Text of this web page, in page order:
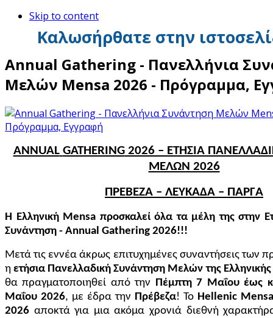
Skip to content
Καλωσήρθατε στην
Annual Gathering - Πανελλήνια
Μελών Mensa 2026 - Πρόγραμμα,
ANNUAL GATHERING2026 – ΕΤΗΣΙΑ
ΜΕΛΩΝ 2026
ΠΡΕΒΕΖΑ – ΛΕΥΚΑΔΑ – ΠΑΡΓΑ
Η Ελληνική Mensa προσκαλεί όλα τα μέλη της στην
Συνάντηση - Annual Gathering 2026!!!
Μετά τις εννέα άκρως επιτυχημένες συναντήσεις των
ηετήσια Πανελλαδική Συνάντηση Μελών της
θα πραγματοποιηθεί από την
Πέμπτη 7 Μαΐου έως
Μαΐου 2026, με έδρα την Πρέβεζα! Το Hellenic
2026 αποκτά για μια ακόμα χρονιά διεθνή